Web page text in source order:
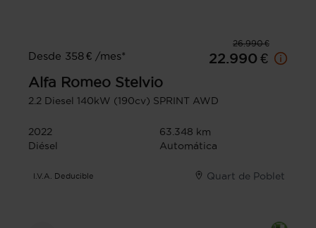
26.990 €
Desde 358 € /mes*
22.990 €
Alfa Romeo Stelvio
2.2 Diesel 140kW (190cv) SPRINT AWD
2022
63.348 km
Diésel
Automática
I.V.A. Deducible Quart de Poblet